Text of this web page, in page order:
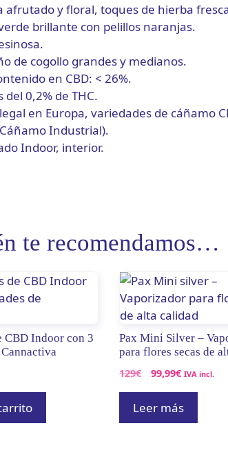
afrutado y floral, toques de hierba
brillante con pelillos naranjas.
de cogollo grandes y medianos.
en CBD: < 26%.
del 0,2% de THC.
en Europa, variedades de cáñamo
Industrial).
Indoor, interior.
te recomendamos…
CBD Indoor con 3
Pax Mini Silver –
para flores secas de
129€
El
original
era:
99,99€El
es:
IVA incl.
Leer más